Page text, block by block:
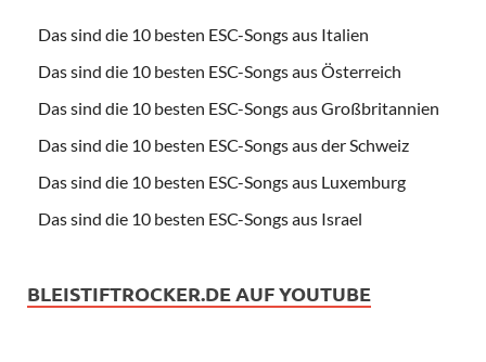
Das sind die 10 besten ESC-Songs aus Italien
Das sind die 10 besten ESC-Songs aus Österreich
Das sind die 10 besten ESC-Songs aus Großbritannien
Das sind die 10 besten ESC-Songs aus der Schweiz
Das sind die 10 besten ESC-Songs aus Luxemburg
Das sind die 10 besten ESC-Songs aus Israel
BLEISTIFTROCKER.DE AUF YOUTUBE